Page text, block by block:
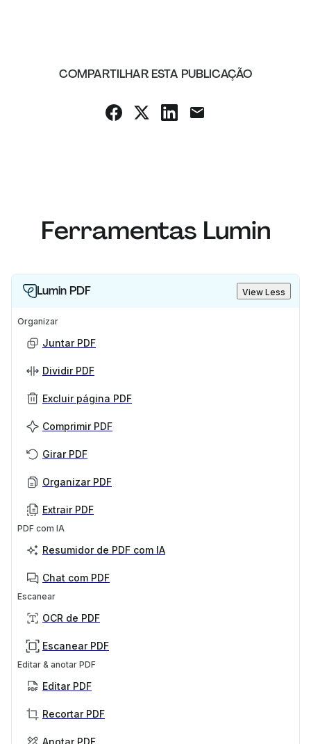
COMPARTILHAR ESTA PUBLICAÇÃO
Ferramentas Lumin
Lumin PDF View Less
Organizar
Juntar PDF
Dividir PDF
Excluir página PDF
Comprimir PDF
Girar PDF
Organizar PDF
Extrair PDF
PDF com IA
Resumidor de PDF com IA
Chat com PDF
Escanear
OCR de PDF
Escanear PDF
Editar & anotar PDF
Editar PDF
Recortar PDF